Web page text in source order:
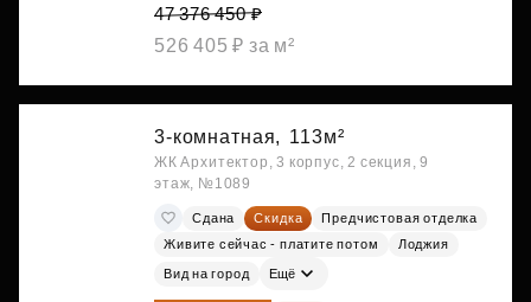
47 376 450 ₽
526 405 ₽ за м²
3-комнатная, 113м²
ЖК Архитектор, 3 корпус, 2 секция, 9
этаж, №1089
Сдана Скидка
Предчистовая отделка
Живите сейчас - платите потом
Лоджия
Вид на город Ещё